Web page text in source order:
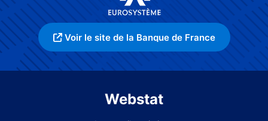
Voir le site de la Banque de France
Webstat